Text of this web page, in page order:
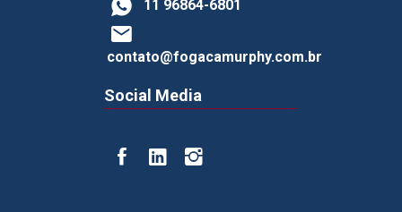
11 96864-6801
contato@fogacamurphy.com.br
Social Media